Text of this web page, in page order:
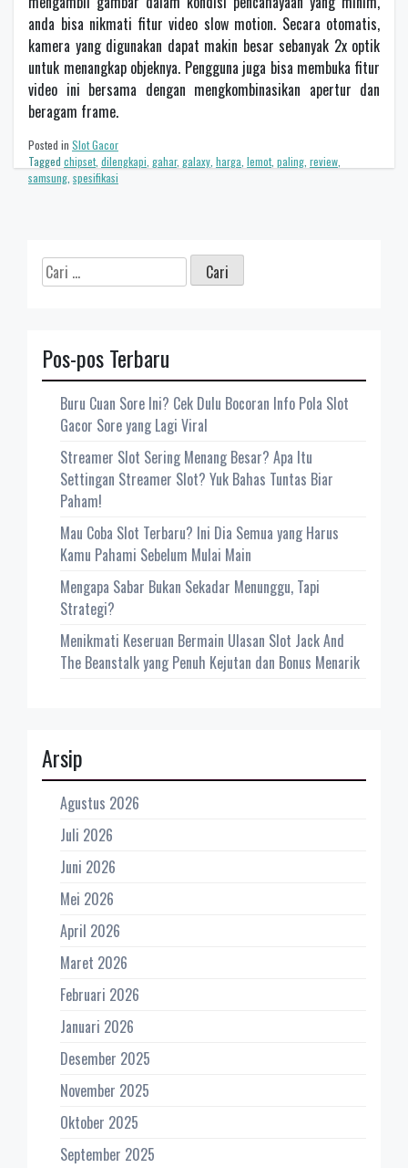
anda bisa nikmati fitur video slow motion. Secara otomatis,
kamera yang digunakan dapat makin besar sebanyak 2x optik
untuk menangkap objeknya. Pengguna juga bisa membuka fitur
video ini bersama dengan mengkombinasikan apertur dan
beragam frame.
Posted in Slot Gacor
Tagged chipset, dilengkapi gahar, galaxy harga lemot, paling review
samsung spesifikasi
Cari
untuk:
Pos-pos Terbaru
Buru Cuan Sore Ini? Cek Dulu Bocoran Info Pola Slot
Gacor Sore yang Lagi Viral
Streamer Slot Sering Menang Besar? Apa Itu
Settingan Streamer Slot? Yuk Bahas Tuntas Biar
Paham!
Mau Coba Slot Terbaru? Ini Dia Semua yang Harus
Kamu Pahami Sebelum Mulai Main
Mengapa Sabar Bukan Sekadar Menunggu, Tapi
Strategi?
Menikmati Keseruan Bermain Ulasan Slot Jack And
The Beanstalk yang Penuh Kejutan dan Bonus Menarik
Arsip
Agustus 2026
Juli 2026
Juni 2026
Mei 2026
April 2026
Maret 2026
Februari 2026
Januari 2026
Desember 2025
November 2025
Oktober 2025
September 2025